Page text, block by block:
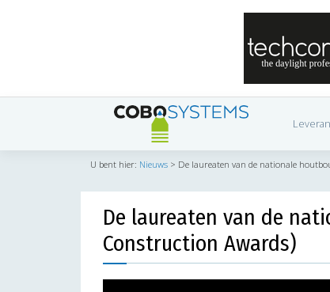
U bent hier: Nieuws > De laureaten van de nationale
De laureaten van de
Construction Awards)